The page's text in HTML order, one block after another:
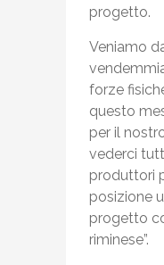
progetto.
Veniamo
forze
questo
per il
vederci
produttori
posizione
progetto
riminese”.